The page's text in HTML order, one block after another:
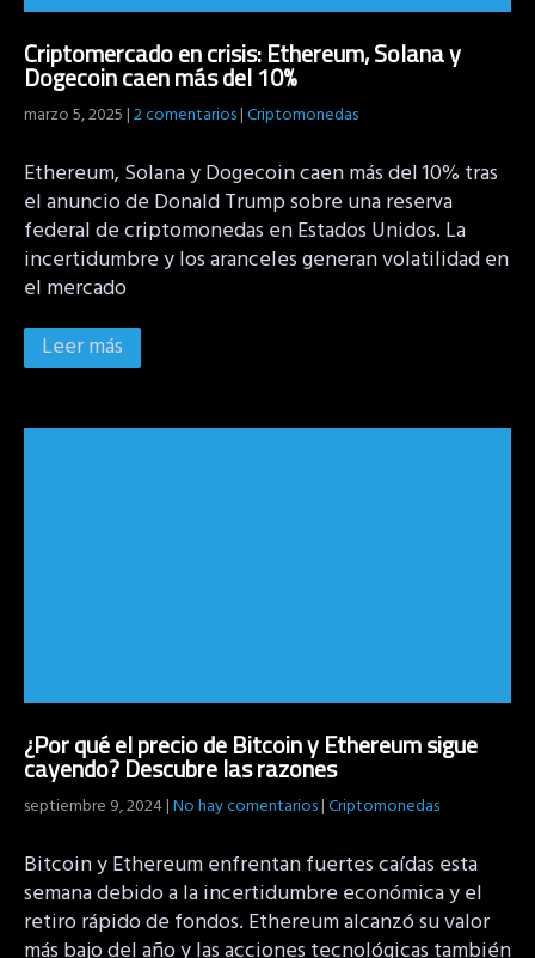
Criptomercado en crisis: Ethereum, Solana y
Dogecoin caen más del 10%
marzo 5, 2025|2 comentarios|Criptomonedas
Ethereum, Solana y Dogecoin caen más del 10% tras
el anuncio de Donald Trump sobre una reserva
federal de criptomonedas en Estados Unidos. La
incertidumbre y los aranceles generan volatilidad en
el mercado
Leer más
¿Por qué el precio de Bitcoin y Ethereum sigue
cayendo? Descubre las razones
septiembre 9, 2024|No hay comentarios|Criptomonedas
Bitcoin y Ethereum enfrentan fuertes caídas esta
semana debido a la incertidumbre económica y el
retiro rápido de fondos. Ethereum alcanzó su valor
más bajo del año y las acciones tecnológicas también